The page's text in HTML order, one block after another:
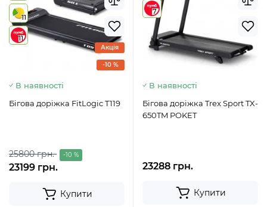
11
11
-10 %
Акція
В наявності
Бігова доріжка FitLogic T119
25800 грн. -10 %
23199 грн.
Купити
7
В наявності
Бігова доріжка Trex Sport TX-
650TM POKET
23288 грн.
Купити